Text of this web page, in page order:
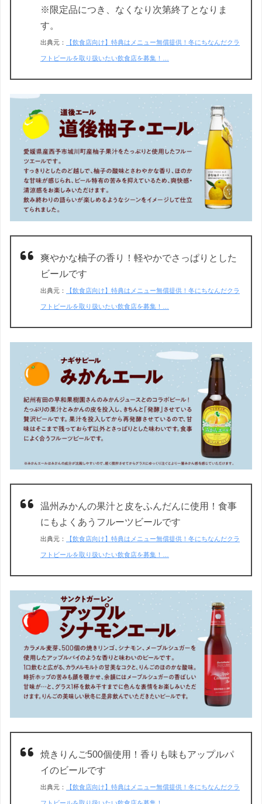
※限定品につき、なくなり次第終了となりま
す。
出典元： 【飲食店向け】特典はメニュー無償提供！冬にちなんだクラ
フトビールを取り扱いたい飲食店を募集！…
爽やかな柚子の香り！軽やかでさっぱりとした
ビールです
出典元： 【飲食店向け】特典はメニュー無償提供！冬にちなんだクラ
フトビールを取り扱いたい飲食店を募集！…
温州みかんの果汁と皮をふんだんに使用！食事
にもよくあうフルーツビールです
出典元： 【飲食店向け】特典はメニュー無償提供！冬にちなんだクラ
フトビールを取り扱いたい飲食店を募集！…
焼きりんご500個使用！香りも味もアップルパ
イのビールです
出典元： 【飲食店向け】特典はメニュー無償提供！冬にちなんだクラ